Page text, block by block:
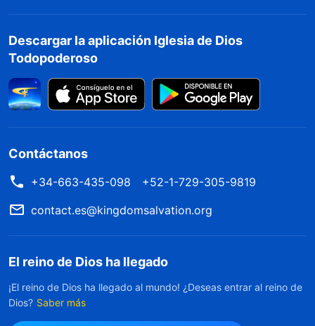
Descargar la aplicación Iglesia de Dios
Todopoderoso
Contáctanos
+34-663-435-098
+52-1-729-305-9819
contact.es@kingdomsalvation.org
El reino de Dios ha llegado
¡El reino de Dios ha llegado al mundo! ¿Deseas entrar al reino de
Dios? Saber más